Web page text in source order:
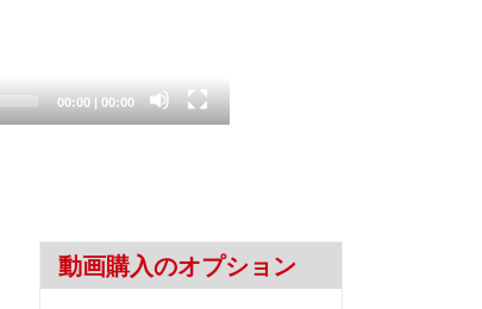
Current
00:00 | Total
00:00
動画購入のオプション